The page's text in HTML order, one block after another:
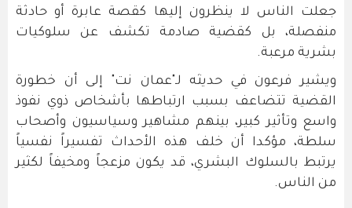
جعلت الناس لا ينظرون إليها كقصة عابرة أو حادثة
منفصلة، بل كقضية صادمة تكشف عن سلوكيات
بشرية مرعبة.
ويشير فرعون في حديثه لـ"عمان نت" إلى أن خطورة
القضية تتضاعف بسبب ارتباطها بأشخاص ذوي نفوذ
واسع وتأثير كبير، بينهم مشاهير وسياسيون وأصحاب
سلطة، مؤكدا أن خلف هذه الأحداث تفسيراً نفسياً
يرتبط بالسلوك البشري، قد يكون مزعجاً ومخيفاً لكثير
من الناس.